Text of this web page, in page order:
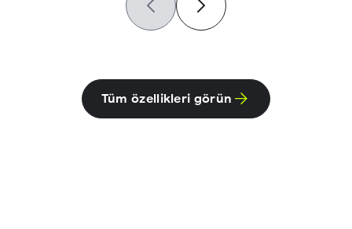
Tüm özellikleri görün